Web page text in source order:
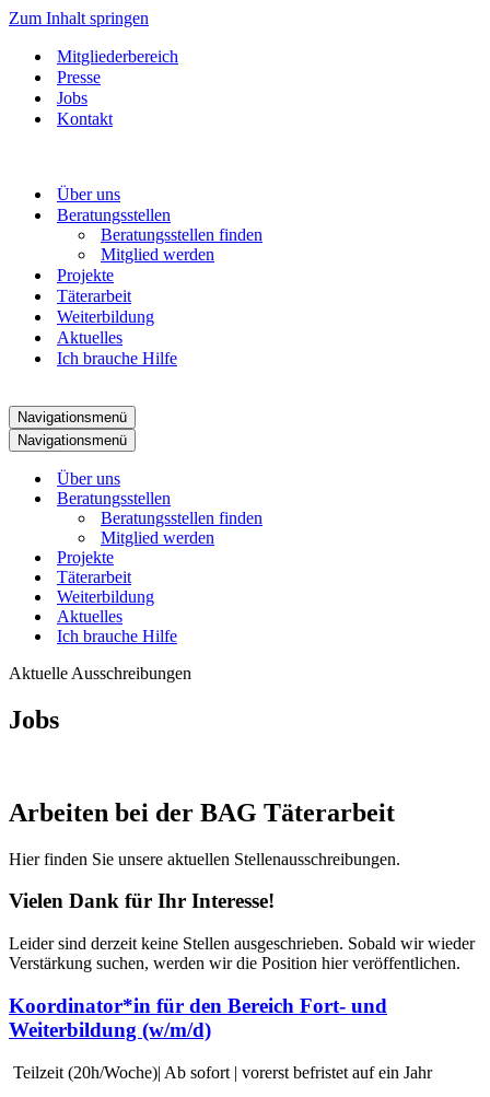
Zum Inhalt springen
Mitgliederbereich
Presse
Jobs
Kontakt
Über uns
Beratungsstellen
Beratungsstellen finden
Mitglied werden
Projekte
Täterarbeit
Weiterbildung
Aktuelles
Ich brauche Hilfe
Navigationsmenü
Navigationsmenü
Über uns
Beratungsstellen
Beratungsstellen finden
Mitglied werden
Projekte
Täterarbeit
Weiterbildung
Aktuelles
Ich brauche Hilfe
Aktuelle Ausschreibungen
Jobs
Arbeiten bei der BAG Täterarbeit
Hier finden Sie unsere aktuellen Stellenausschreibungen.
Vielen Dank für Ihr Interesse!
Leider sind derzeit keine Stellen ausgeschrieben. Sobald wir wieder
Verstärkung suchen, werden wir die Position hier veröffentlichen.
Koordinator*in für den Bereich Fort- und
Weiterbildung (w/m/d)
Teilzeit (20h/Woche)| Ab sofort | vorerst befristet auf ein Jahr